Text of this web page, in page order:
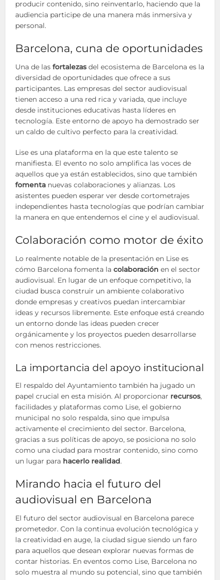
producir contenido, sino reinventarlo, haciendo que la
audiencia participe de una manera más inmersiva y
personal.
Barcelona, cuna de oportunidades
Una de lasfortalezasdel ecosistema de Barcelona es la
diversidad de oportunidades que ofrece a sus
participantes. Las empresas del sector audiovisual
tienen acceso a una red rica y variada, que incluye
desde instituciones educativas hasta líderes en
tecnología. Este entorno de apoyo ha demostrado ser
un caldo de cultivo perfecto para la creatividad.
Lise es una plataforma en la que este talento se
manifiesta. El evento no solo amplifica las voces de
aquellos que ya están establecidos, sino que también
fomenta nuevas colaboraciones y alianzas. Los
asistentes pueden esperar ver desde cortometrajes
independientes hasta tecnologías que podrían cambiar
la manera en que entendemos el cine y el audiovisual.
Colaboración como motor de éxito
Lo realmente notable de la presentación en Lise es
cómo Barcelona fomenta lacolaboración en el sector
audiovisual. En lugar de un enfoque competitivo, la
ciudad busca construir un ambiente colaborativo
donde empresas y creativos puedan intercambiar
ideas y recursos libremente. Este enfoque está creando
un entorno donde las ideas pueden crecer
orgánicamente y los proyectos pueden desarrollarse
con menos restricciones.
La importancia del apoyo institucional
El respaldo del Ayuntamiento también ha jugado un
papel crucial en esta misión. Al proporcionar recursos,
facilidades y plataformas como Lise, el gobierno
municipal no solo respalda, sino que impulsa
activamente el crecimiento del sector. Barcelona,
gracias a sus políticas de apoyo, se posiciona no solo
como una ciudad para mostrar contenido, sino como
un lugar para hacerlo realidad.
Mirando hacia el futuro del
audiovisual en Barcelona
El futuro del sector audiovisual en Barcelona parece
prometedor. Con la continua evolución tecnológica y
la creatividad en auge, la ciudad sigue siendo un faro
para aquellos que desean explorar nuevas formas de
contar historias. En eventos como Lise, Barcelona no
solo muestra al mundo su potencial, sino que también